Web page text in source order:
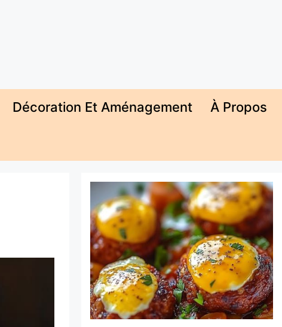
Décoration Et Aménagement À Propos